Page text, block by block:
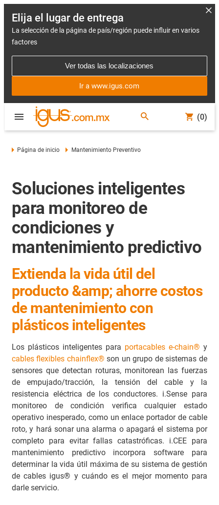
Elija el lugar de entrega
La selección de la página de país/región puede influir en varios
factores
Ver todas las localizaciones
Ir a www.igus.com
(0)
Página de inicio Mantenimiento Preventivo
Soluciones inteligentes
para monitoreo de
condiciones y
mantenimiento predictivo
Extienda la vida útil del
producto &amp; ahorre costos
de mantenimiento con
plásticos inteligentes
Los plásticos inteligentes para portacables e-chain® y
cables flexibles chainflex® son un grupo de sistemas de
sensores que detectan roturas, monitorean las fuerzas
de empujado/tracción, la tensión del cable y la
resistencia eléctrica de los conductores. i.Sense para
monitoreo de condición verifica cualquier estado
operativo inesperado, como un enlace portador de cable
roto, y hará sonar una alarma o apagará el sistema por
completo para evitar fallas catastróficas. i.CEE para
mantenimiento predictivo incorpora software para
determinar la vida útil máxima de su sistema de gestión
de cables igus® y cuándo es el mejor momento para
darle servicio.